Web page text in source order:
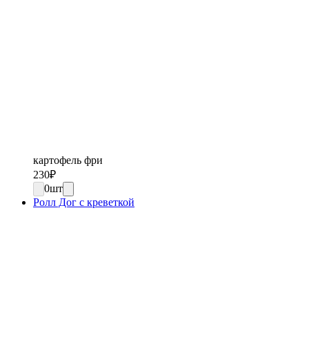
картофель фри
230₽
0шт
Ролл Дог с креветкой